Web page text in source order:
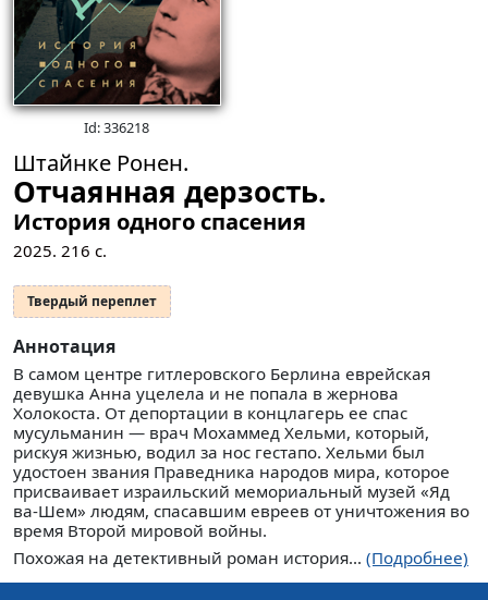
Id: 336218
Штайнке Ронен.
Отчаянная дерзость.
История одного спасения
2025. 216 с.
Твердый переплет
Аннотация
В самом центре гитлеровского Берлина еврейская
девушка Анна уцелела и не попала в жернова
Холокоста. От депортации в концлагерь ее спас
мусульманин — врач Мохаммед Хельми, который,
рискуя жизнью, водил за нос гестапо. Хельми был
удостоен звания Праведника народов мира, которое
присваивает израильский мемориальный музей «Яд
ва-Шем» людям, спасавшим евреев от уничтожения во
время Второй мировой войны.
Похожая на детективный роман история... (Подробнее)